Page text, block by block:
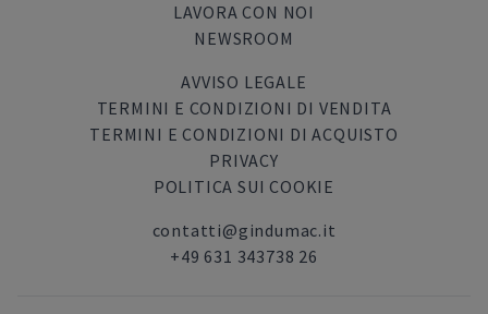
LAVORA CON NOI
NEWSROOM
AVVISO LEGALE
TERMINI E CONDIZIONI DI VENDITA
TERMINI E CONDIZIONI DI ACQUISTO
PRIVACY
POLITICA SUI COOKIE
contatti@gindumac.it
+49 631 343738 26